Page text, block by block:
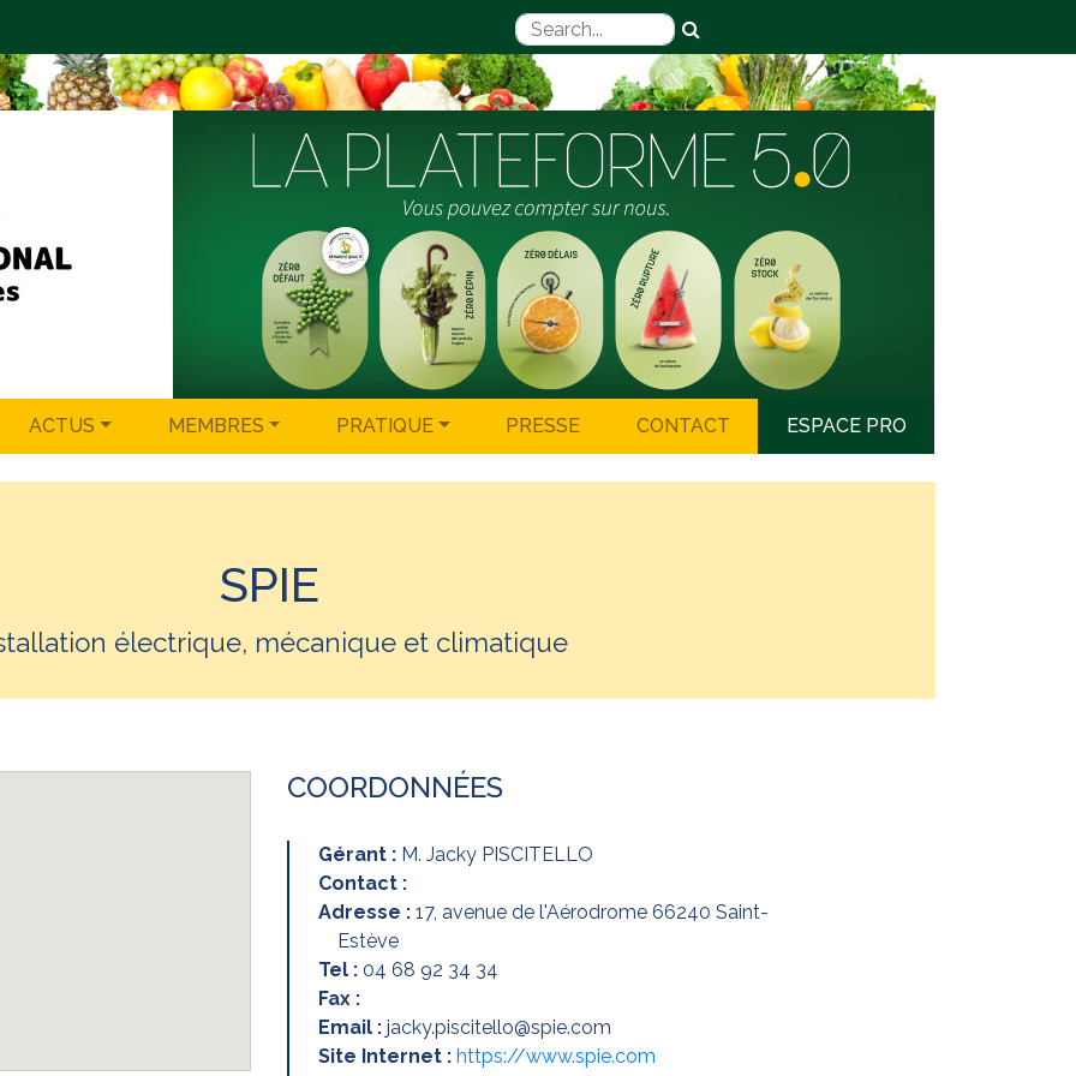
ACTUS MEMBRES PRATIQUE PRESSE CONTACT ESPACE PRO
SPIE
électrique, mécanique et climatique
COORDONNÉES
Gérant : M. Jacky PISCITELLO
Contact :
Adresse : 17, avenue de l'Aérodrome 66240 Saint-
Estève
Tel : 04 68 92 34 34
Fax :
Email : jacky.piscitello@spie.com
Site Internet : https://www.spie.com